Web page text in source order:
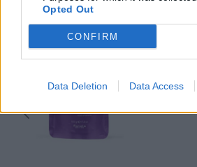
Opted Out
CONFIRM
Data Deletion Data Access